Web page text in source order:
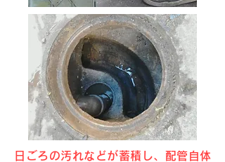
日ごろの汚れなどが蓄積し、配管自体